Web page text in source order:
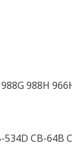
988H
534D CB-64B